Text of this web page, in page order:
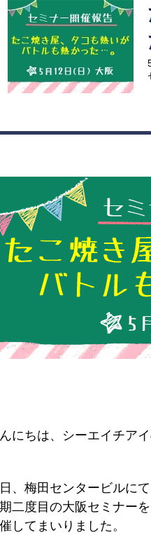
にちは、シーエイチアイ
、梅田センタービルにて
二度目の大阪セミナーを
してまいりました。